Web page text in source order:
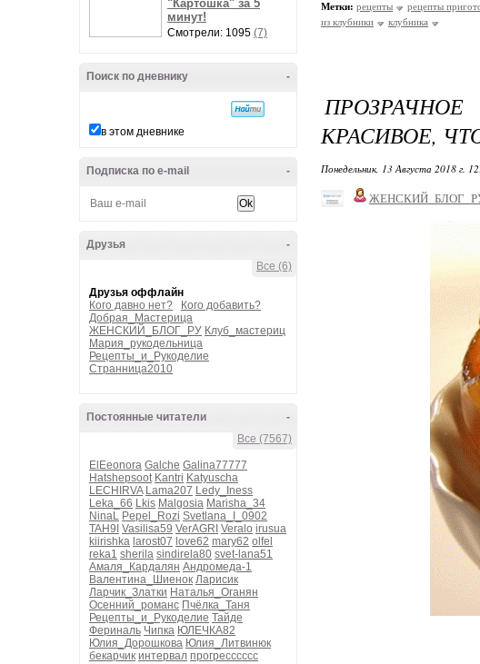
"Картошка" за 5
минут!
Смотрели: 1095 (7)
-
Поиск по дневнику
в этом дневнике
-
Подписка по e-mail
-
Друзья
Все (6)
Друзья оффлайн
Кого давно нет?
Кого добавить?
Добрая_Мастерица
ЖЕНСКИЙ_БЛОГ_РУ Клуб_мастериц
Мария_рукодельница
Рецепты_и_Рукоделие
Странница2010
-
Постоянные читатели
Все (7567)
ElEeonora Galche Galina77777
Hatshepsoot Kantri Katyuscha
LECHIRVA Lama207 Ledy_Iness
Leka_66 Lkis Malgosia Marisha_34
NinaL Pepel_Rozi Svetlana_I_0902
TAH9I Vasilisa59 VerAGRI Veralo irusua
kiirishka larost07 love62 mary62 olfel
reka1 sherila sindirela80 svet-lana51
Амаля_Кардалян Андромеда-1
Валентина_Шиенок Ларисик
Ларчик_Златки Наталья_Оганян
Осенний_романс Пчёлка_Таня
Рецепты_и_Рукоделие Тайде
Фериналь Чипка ЮЛЕЧКА82
Юлия_Дорошкова Юлия_Литвинюк
бекарчик интервал прогресссссс
Метки: рецепты рецепты
из клубники
клубника
КРАСИВОЕ,
Понедельник, 13 Августа 2018 г.